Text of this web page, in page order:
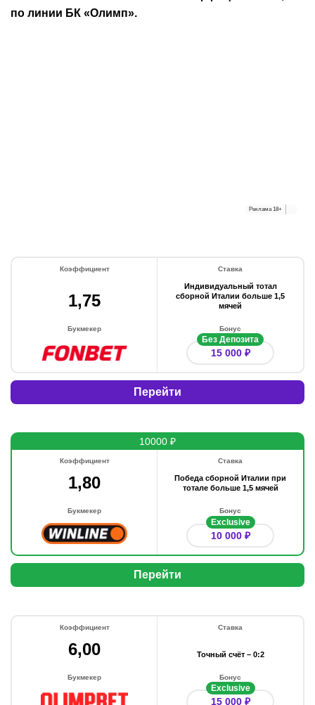
по линии БК «Олимп».
Реклама 18+
Коэффициент
1,75
Ставка
Индивидуальный тотал
сборной Италии больше 1,5
мячей
Букмекер Бонус
Без Депозита
15 000 ₽
Перейти
10000 ₽
Коэффициент
1,80
Ставка
Победа сборной Италии при
тотале больше 1,5 мячей
Букмекер Бонус
Exclusive
10 000 ₽
Перейти
Коэффициент
6,00
Ставка
Точный счёт – 0:2
Букмекер Бонус
Exclusive
15 000 ₽